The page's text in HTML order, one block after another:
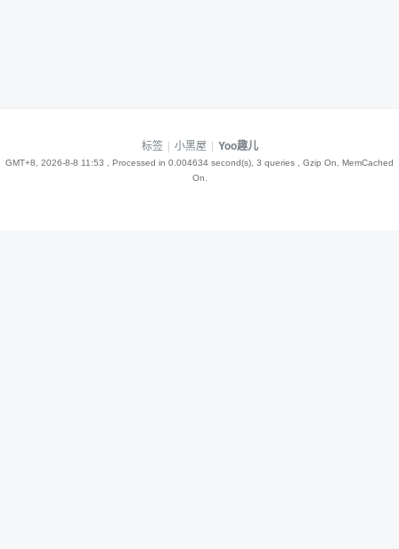
标签 | 小黑屋 | Yoo趣儿
GMT+8, 2026-8-8 11:53 , Processed in 0.004634 second(s), 3 queries , Gzip On, MemCached
On.